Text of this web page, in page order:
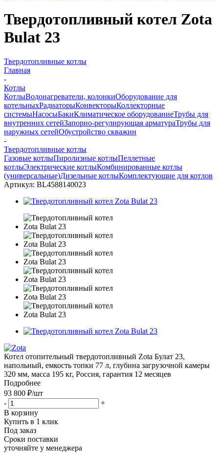
Твердотопливный котел Zota
Bulat 23
Твердотопливные котлы
Главная
-
Котлы
КотлыВодонагреватели, колонкиОборудование для
котельныхРадиаторыКонвекторыКоллекторные
системыНасосыБакиКлиматическое оборудованиеТрубы для
внутренних сетейЗапорно-регулирующая арматураТрубы для
наружных сетейОбустройство скважин
-
Твердотопливные котлы
Газовые котлыПиролизные котлыПеллетные
котлыЭлектрические котлыКомбинированные котлы
(универсальные)Дизельные котлыКомплектующие для котлов
Артикул: BL4588140023
Котел отопительный твердотопливный Zota Булат 23,
напольный, емкость топки 77 л, глубина загрузочной камеры
320 мм, масса 195 кг, Россия, гарантия 12 месяцев
Подробнее
93 800 ₽/шт
-
+
В корзину
Купить в 1 клик
Под заказ
Сроки поставки
уточняйте у менеджера